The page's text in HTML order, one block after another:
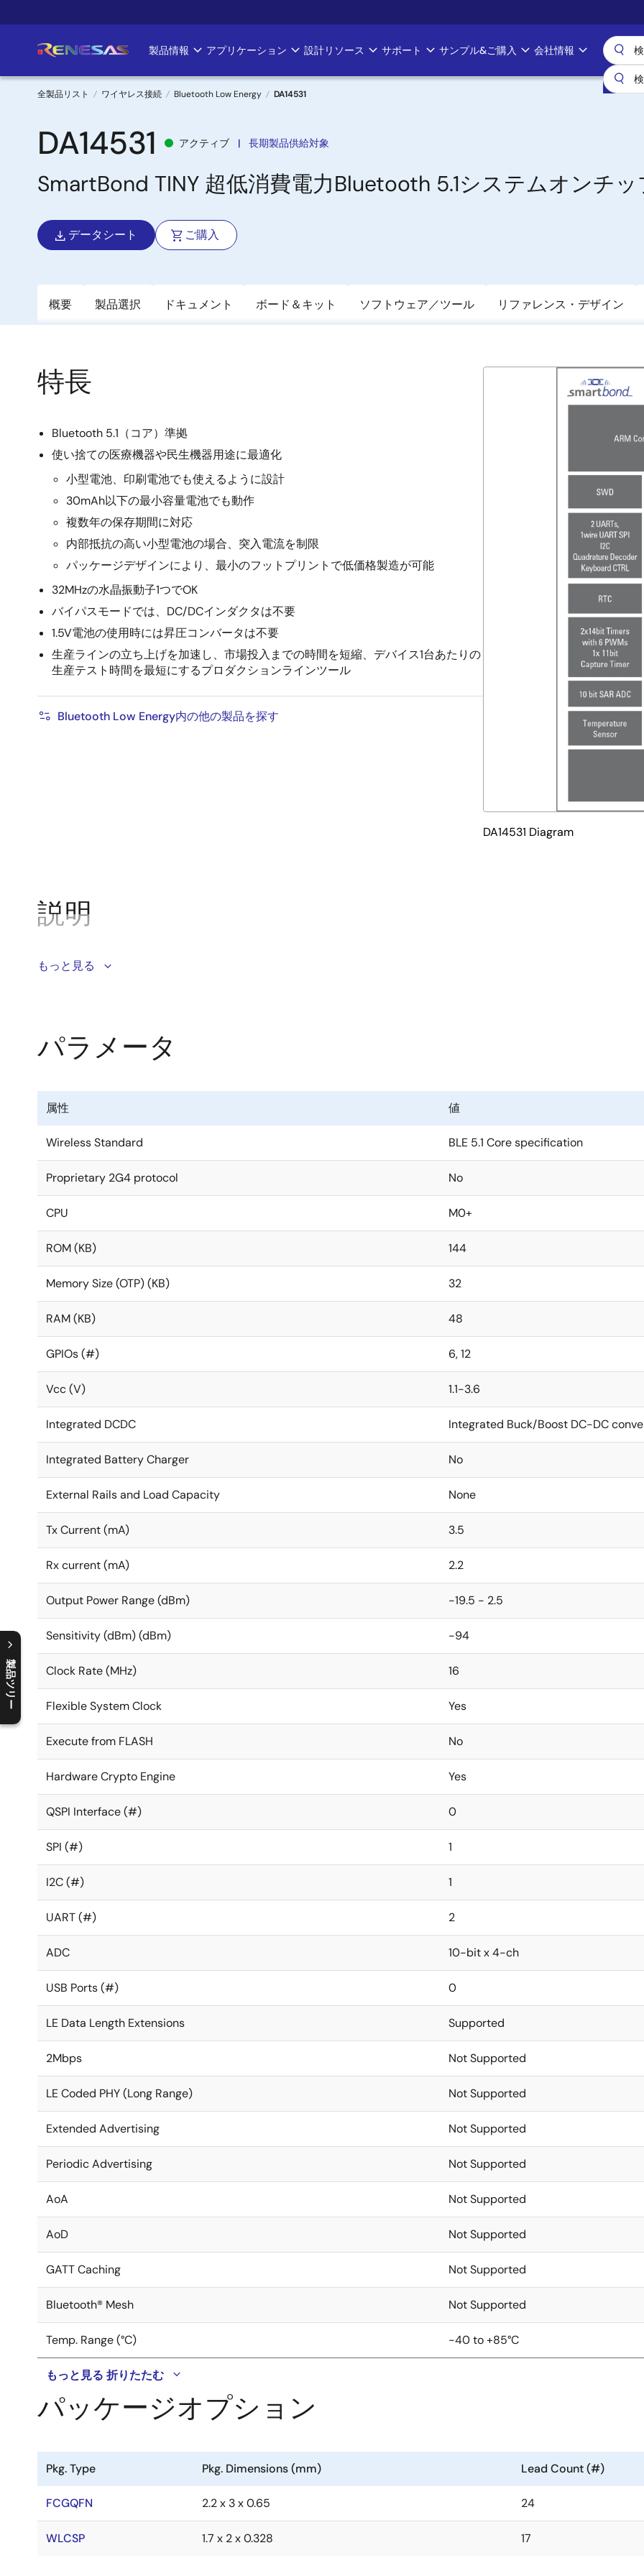
イ
ン
Main
navigation
製品情報 アプリケーション 設計リソース サポート サンプル&ご購入 会社情報
パ
ン
く
ず
全製品リスト ワイヤレス接続 Bluetooth Low Energy DA14531
DA14531 アクティブ 長期製品供給対象
SmartBond TINY 超低消費電力Bluetooth 5.1システムオンチッ
データシート ご購入
概要 製品選択 ドキュメント ボード＆キット ソフトウェア／ツール リファレンス・デザイン
製品ツリー
C
l
o
s
e
p
r
o
d
u
c
t
t
r
e
e
m
e
n
O
p
e
n
p
r
o
d
u
c
t
t
r
e
e
m
e
n
特長
Bluetooth 5.1（コア）準拠
使い捨ての医療機器や民生機器用途に最適化
小型電池、印刷電池でも使えるように設計
30mAh以下の最小容量電池でも動作
複数年の保存期間に対応
内部抵抗の高い小型電池の場合、突入電流を制限
パッケージデザインにより、最小のフットプリントで低価格製造が可能
32MHzの水晶振動子1つでOK
バイパスモードでは、DC/DCインダクタは不要
1.5V電池の使用時には昇圧コンバータは不要
生産ラインの立ち上げを加速し、市場投入までの時間を短縮、デバイス1台あたりの
生産テスト時間を最短にするプロダクションラインツール
Bluetooth Low Energy内の他の製品を探す
DA14531 Diagram
説明
世界最小、最低消費電力のBluetooth® 5.1システムオンチップ（SoC）であるSmartBond TINY™は、あらゆるシステ
す。 また、SmartBond TINYは、必要な部品をすべて組み込んだ使いやすい小型モジュールも用意しており、導入
Energyを簡単なドロップインで実現できます。
とアナログおよびデジタル周辺回路を内蔵したSmartBond TINYは、電力効率が非常に高く、IoT接続のための最新
DA14531のバリエーションモデル「DA14531-01」は、周辺機器のみのアプリケーションに最適化されており、
DA14530は、2.2mm x 3.0mm FCGQFN24パッケージのDA14531とピン互換で、内部LDOで動作することにより、
DA14531は、2.0mm×1.7mmの小型パッケージで、従来品や他の主要メーカーの製品と比べて半分のサイズとなって
ートする柔軟なSDKが用意されています。
モジュールもございます：
もっと見る
パラメータ
属性 値
Wireless Standard BLE 5.1 Core specification
Proprietary 2G4 protocol No
CPU M0+
ROM (KB) 144
Memory Size (OTP) (KB) 32
RAM (KB) 48
GPIOs (#) 6, 12
Vcc (V) 1.1-3.6
Integrated DCDC Integrated Buck/Boost DC-DC
Integrated Battery Charger No
External Rails and Load Capacity None
Tx Current (mA) 3.5
Rx current (mA) 2.2
Output Power Range (dBm) -19.5 - 2.5
Sensitivity (dBm) (dBm) -94
Clock Rate (MHz) 16
Flexible System Clock Yes
Execute from FLASH No
Hardware Crypto Engine Yes
QSPI Interface (#) 0
SPI (#) 1
I2C (#) 1
UART (#) 2
ADC 10-bit x 4-ch
USB Ports (#) 0
LE Data Length Extensions Supported
2Mbps Not Supported
LE Coded PHY (Long Range) Not Supported
Extended Advertising Not Supported
Periodic Advertising Not Supported
AoA Not Supported
AoD Not Supported
GATT Caching Not Supported
Bluetooth® Mesh Not Supported
Temp. Range (°C) -40 to +85°C
もっと見る 折りたたむ
パッケージオプション
Pkg. Type Pkg. Dimensions (mm) Lead Count (#)
FCGQFN 2.2 x 3 x 0.65 24
WLCSP 1.7 x 2 x 0.328 17